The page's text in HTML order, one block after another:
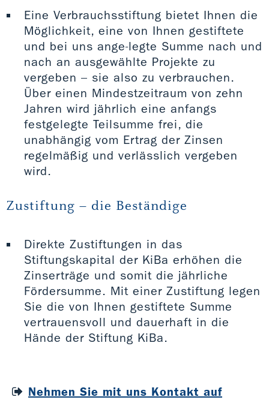
Eine Verbrauchsstiftung bietet Ihnen die
Möglichkeit, eine von Ihnen gestiftete
und bei uns ange-legte Summe nach und
nach an ausgewählte Projekte zu
vergeben – sie also zu verbrauchen.
Über einen Mindestzeitraum von zehn
Jahren wird jährlich eine anfangs
festgelegte Teilsumme frei, die
unabhängig vom Ertrag der Zinsen
regelmäßig und verlässlich vergeben
wird.
Zustiftung – die Beständige
Direkte Zustiftungen in das
Stiftungskapital der KiBa erhöhen die
Zinserträge und somit die jährliche
Fördersumme. Mit einer Zustiftung legen
Sie die von Ihnen gestiftete Summe
vertrauensvoll und dauerhaft in die
Hände der Stiftung KiBa.
Nehmen Sie mit uns Kontakt auf